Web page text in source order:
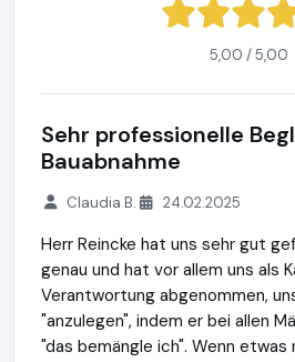
5,00 / 5,00
Sehr professionelle
Bauabnahme
Claudia B. 24.02.2025
Herr Reincke hat uns sehr gut
genau und hat vor allem uns als
Verantwortung abgenommen,
"anzulegen", indem er bei allen
"das bemängle ich". Wenn